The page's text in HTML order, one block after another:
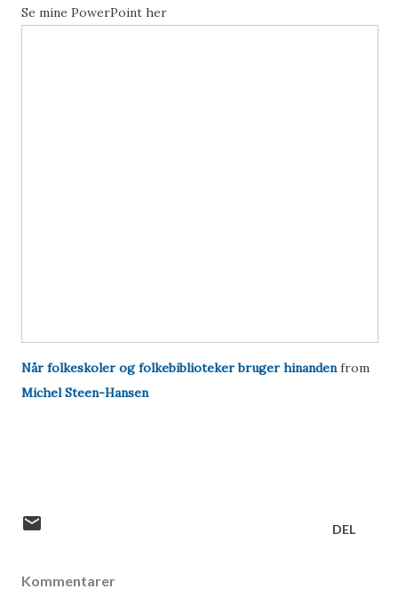
Se mine PowerPoint her
Når folkeskoler og folkebiblioteker bruger hinanden from
Michel Steen-Hansen
DEL
Kommentarer